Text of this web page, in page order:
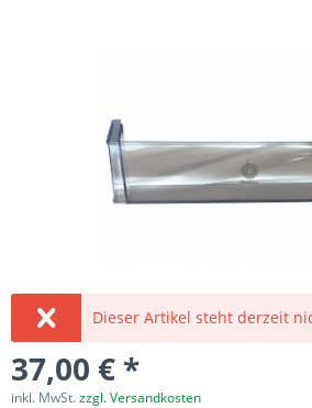
Dieser Artikel steht derzeit
37,00 € *
inkl. MwSt.zzgl. Versandkosten